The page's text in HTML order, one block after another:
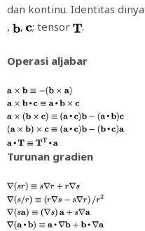
dan kontinu. Identitas
,
, ; tensor .
Operasi aljabar
Turunan gradien